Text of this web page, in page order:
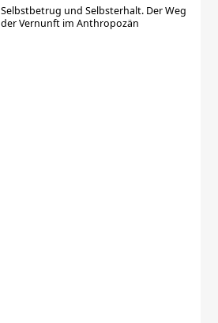
Selbstbetrug und Selbsterhalt. Der Weg
der Vernunft im Anthropozän